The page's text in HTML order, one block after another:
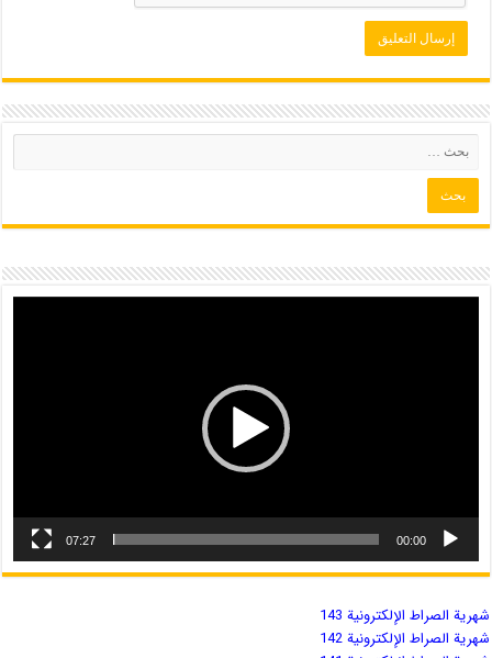
00:00
07:27
شهریة الصراط الإلكترونية 143
شهریة الصراط الإلكترونية 142